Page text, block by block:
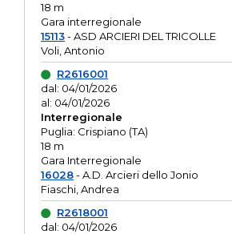
18 m
Gara interregionale
15113- ASD ARCIERI DEL TRICOLLE
Voli, Antonio
R2616001
dal: 04/01/2026
al: 04/01/2026
Interregionale
Puglia: Crispiano (TA)
18 m
Gara Interregionale
16028- A.D. Arcieri dello Jonio
Fiaschi, Andrea
R2618001
dal: 04/01/2026